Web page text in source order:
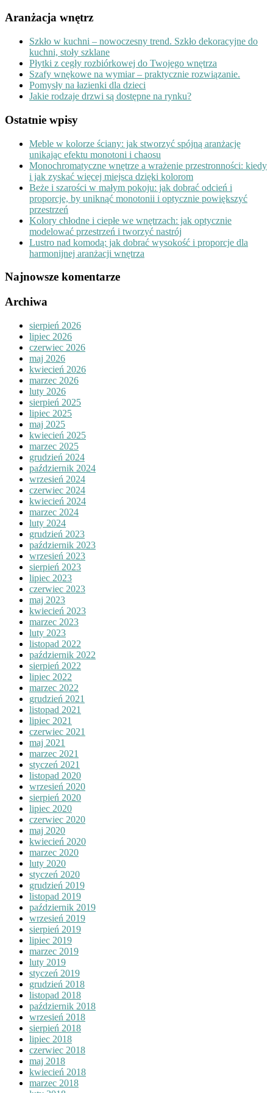
Aranżacja wnętrz
Szkło w kuchni – nowoczesny trend. Szkło dekoracyjne do
kuchni, stoły szklane
Płytki z cegły rozbiórkowej do Twojego wnętrza
Szafy wnękowe na wymiar – praktycznie rozwiązanie.
Pomysły na łazienki dla dzieci
Jakie rodzaje drzwi są dostępne na rynku?
Ostatnie wpisy
Meble w kolorze ściany: jak stworzyć spójną aranżację
unikając efektu monotoni i chaosu
Monochromatyczne wnętrze a wrażenie przestronności: kiedy
i jak zyskać więcej miejsca dzięki kolorom
Beże i szarości w małym pokoju: jak dobrać odcień i
proporcje, by uniknąć monotonii i optycznie powiększyć
przestrzeń
Kolory chłodne i ciepłe we wnętrzach: jak optycznie
modelować przestrzeń i tworzyć nastrój
Lustro nad komodą: jak dobrać wysokość i proporcje dla
harmonijnej aranżacji wnętrza
Najnowsze komentarze
Archiwa
sierpień 2026
lipiec 2026
czerwiec 2026
maj 2026
kwiecień 2026
marzec 2026
luty 2026
sierpień 2025
lipiec 2025
maj 2025
kwiecień 2025
marzec 2025
grudzień 2024
październik 2024
wrzesień 2024
czerwiec 2024
kwiecień 2024
marzec 2024
luty 2024
grudzień 2023
październik 2023
wrzesień 2023
sierpień 2023
lipiec 2023
czerwiec 2023
maj 2023
kwiecień 2023
marzec 2023
luty 2023
listopad 2022
październik 2022
sierpień 2022
lipiec 2022
marzec 2022
grudzień 2021
listopad 2021
lipiec 2021
czerwiec 2021
maj 2021
marzec 2021
styczeń 2021
listopad 2020
wrzesień 2020
sierpień 2020
lipiec 2020
czerwiec 2020
maj 2020
kwiecień 2020
marzec 2020
luty 2020
styczeń 2020
grudzień 2019
listopad 2019
październik 2019
wrzesień 2019
sierpień 2019
lipiec 2019
marzec 2019
luty 2019
styczeń 2019
grudzień 2018
listopad 2018
październik 2018
wrzesień 2018
sierpień 2018
lipiec 2018
czerwiec 2018
maj 2018
kwiecień 2018
marzec 2018